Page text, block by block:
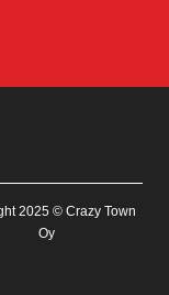
2025 © Crazy Town
Oy